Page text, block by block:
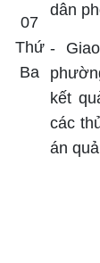
07
Thứ
Ba
dân
-
kết
các
án